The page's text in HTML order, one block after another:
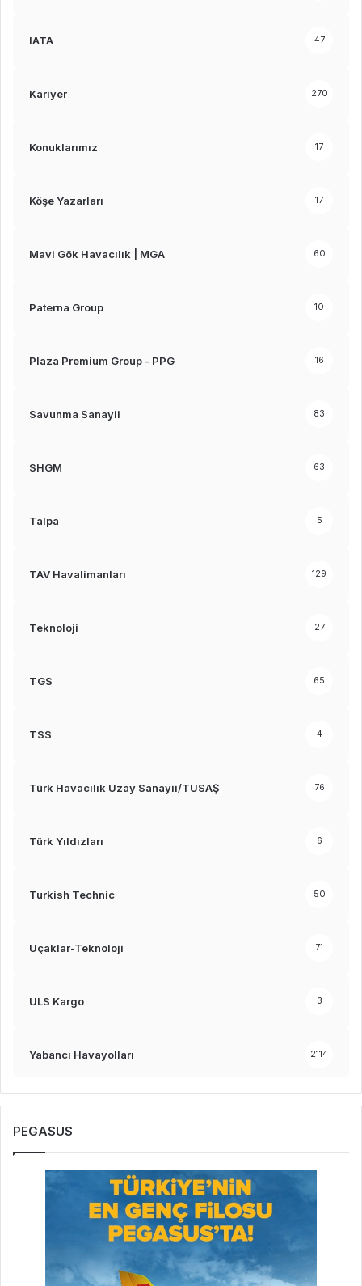
IATA 47
Kariyer 270
Konuklarımız 17
Köşe Yazarları 17
Mavi Gök Havacılık | MGA 60
Paterna Group 10
Plaza Premium Group - PPG 16
Savunma Sanayii 83
SHGM 63
Talpa 5
TAV Havalimanları 129
Teknoloji 27
TGS 65
TSS 4
Türk Havacılık Uzay Sanayii/TUSAŞ 76
Türk Yıldızları 6
Turkish Technic 50
Uçaklar-Teknoloji 71
ULS Kargo 3
Yabancı Havayolları 2114
PEGASUS